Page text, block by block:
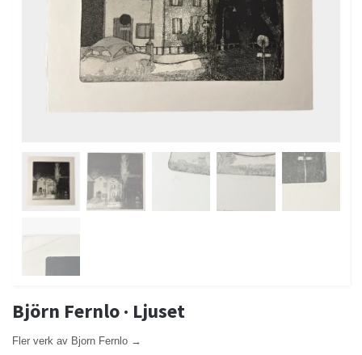
Björn Fernlo · Ljuset
Fler verk av Bjorn Fernlo →